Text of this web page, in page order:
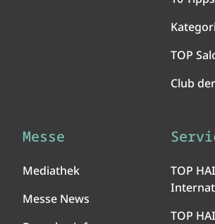
TOP
Club
Messe
Mediathek
Messe News
TOP
TOP